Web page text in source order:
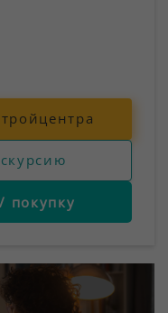
покупку